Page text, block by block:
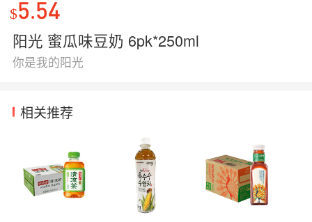
$5.54
阳光 蜜瓜味豆奶 6pk*250ml
你是我的阳光
相关推荐